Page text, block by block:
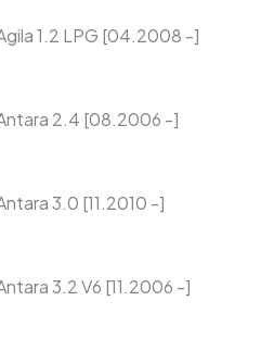
1.2 LPG [04.2008 -]
2.4 [08.2006 -]
3.0 [11.2010 -]
3.2 V6 [11.2006 -]